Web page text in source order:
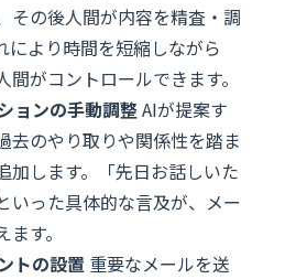
その後人間が内容を精査・調
により時間を短縮しながら
がコントロールできます。
ョンの手動調整AIが提案す
去のやり取りや関係性を踏ま
加します。「先日お話しいた
いった具体的な言及が、メー
す。
トの設置 重要なメールを送